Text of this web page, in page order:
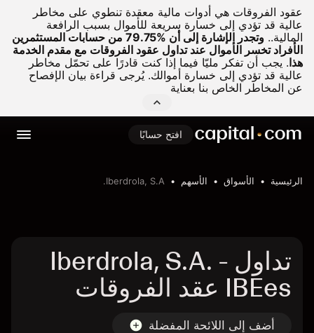
عقود الفروقات هي أدوات مالية معقدة تنطوي على مخاطر
عالية قد تؤدي إلى خسارة سريعة للأموال بسبب الرافعة
المالية..
وتجدر الإشارة إلى أن %79.75 من حسابات المستثمرين
الأفراد تخسر الأموال عند تداول عقود الفروقات مع مقدم الخدمة
هذا. يجب أن تفكر مليّا فيما إذا كنت قادرًا على تحمّل مخاطر
عالية قد تؤدي إلى خسارة أموالك. يُرجى قراءة بيان الإفصاح
عن المخاطر الخاص بنا بعناية
افتح حسابًا
الرئيسية الأسواق الأسهم Iberdrola, S.A.
تداول Iberdrola, S.A. -
IBEes عقد الفروقات
أضف إلى اللائحة المفضلة